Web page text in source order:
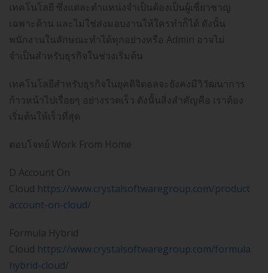
เทคโนโลยี ซึ่งแต่ละตำแหน่งจำเป็นต้องเป็นผู้เชี่ยวชาญ
เฉพาะด้าน และไม่ใช่ส่งมอบงานให้ใครทำก็ได้ ดังนั้น
พนักงานในลักษณะทำได้ทุกอย่างหรือ Admin อาจไม่
จำเป็นสำหรับธุรกิจในช่วงเริ่มต้น
เทคโนโลยีสำหรับธุรกิจในยุคดิจิตอลจะยังคงมีวิวัฒนาการ
ก้าวหน้าไปเรื่อยๆ อย่างรวดเร็ว ดังนั้นสิ่งสำคัญคือ เราต้อง
เริ่มต้นให้เร็วที่สุด
ตอบโจทย์ Work From Home
D Account On
Cloud https://www.crystalsoftwaregroup.com/products/d-
account-on-cloud/
Formula Hybrid
Cloud https://www.crystalsoftwaregroup.com/formula-
hybrid-cloud/